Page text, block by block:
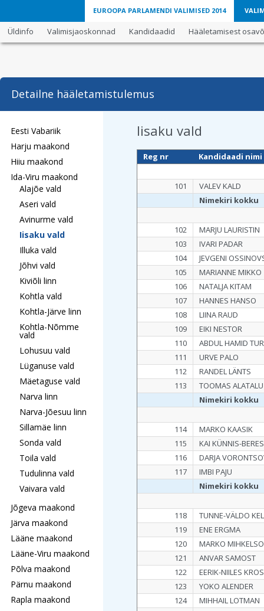
EUROOPA PARLAMENDI VALIMISED 2014
Üldinfo Valimisjaoskonnad Kandidaadid Hääletamisest
Detailne hääletamistulemus
Eesti Vabariik
Harju maakond
Hiiu maakond
Ida-Viru maakond
Alajõe vald
Aseri vald
Avinurme vald
Iisaku vald
Illuka vald
Jõhvi vald
Kiviõli linn
Kohtla vald
Kohtla-Järve linn
Kohtla-Nõmme
vald
Lohusuu vald
Lüganuse vald
Mäetaguse vald
Narva linn
Narva-Jõesuu linn
Sillamäe linn
Sonda vald
Toila vald
Tudulinna vald
Vaivara vald
Jõgeva maakond
Järva maakond
Lääne maakond
Lääne-Viru maakond
Põlva maakond
Pärnu maakond
Rapla maakond
Iisaku vald
Reg nr Kandidaadi nimi
101
VALEV KALD
Nimekiri kokku
102
MARJU LAURISTIN
103
IVARI PADAR
104
JEVGENI
105
MARIANNE MIKKO
106
NATALJA KITAM
107
HANNES HANSO
108
LIINA RAUD
109
EIKI NESTOR
110
ABDUL HAMID
111
URVE PALO
112
RANDEL LÄNTS
113
TOOMAS ALATALU
Nimekiri kokku
114
MARKO KAASIK
115
KAI KÜNNIS-BERES
116
DARJA
117
IMBI PAJU
Nimekiri kokku
118
TUNNE-VÄLDO
119
ENE ERGMA
120
MARKO
121
ANVAR SAMOST
122
EERIK-NIILES
123
YOKO ALENDER
124
MIHHAIL LOTMAN